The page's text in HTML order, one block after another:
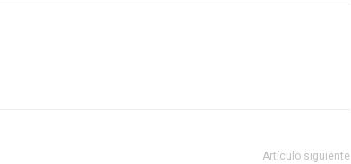
Artículo siguiente